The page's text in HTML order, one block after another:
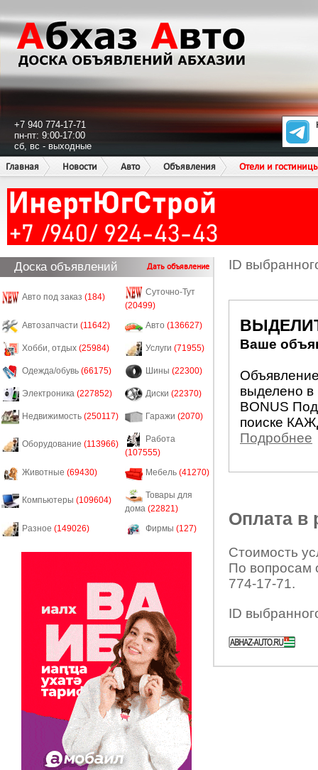
+7 940 774-17-71
пн-пт: 9:00-17:00
сб, вс - выходные
Главная
Новости Авто Объявления Отели и
Доска объявлений Дать объявление
Авто под заказ (184)
Суточно-Тут
(20499)
Автозапчасти (11642) Авто (136627)
Хобби, отдых (25984) Услуги (71955)
Одежда/обувь (66175) Шины (22300)
Электроника (227852) Диски (22370)
Недвижимость (250117) Гаражи (2070)
Оборудование (113966)
Работа
(107555)
Животные (69430) Мебель (41270)
Компьютеры (109604)
Товары для
дома (22821)
Разное (149026) Фирмы (127)
ID
Ваше
выделено в
BONUS
поиске
Подробнее
Оплата в
Стоимость
По вопросам
774-17-71.
ID